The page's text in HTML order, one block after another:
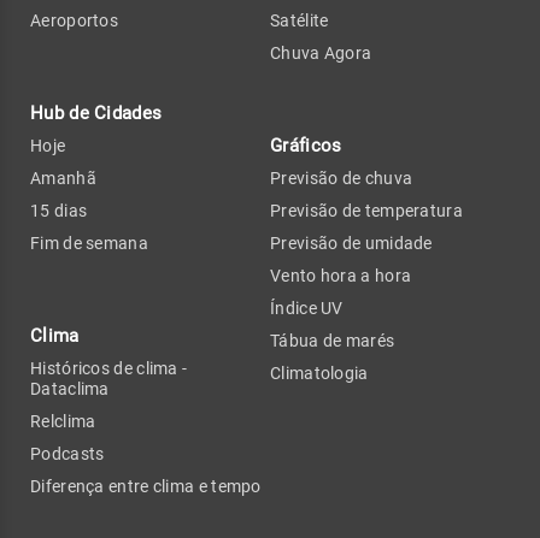
Aeroportos
Hub de Cidades
Hoje
Amanhã
15 dias
Fim de semana
Clima
Históricos de clima -
Dataclima
Relclima
Podcasts
Diferença entre clima e tempo
Satélite
Chuva Agora
Gráficos
Previsão de chuva
Previsão de temperatura
Previsão de umidade
Vento hora a hora
Índice UV
Tábua de marés
Climatologia